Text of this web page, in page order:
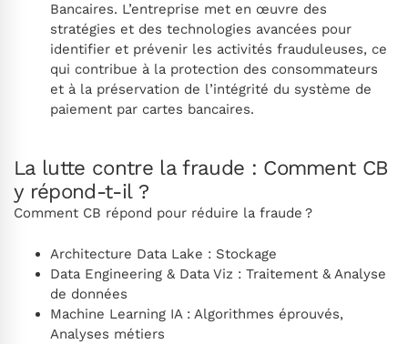
Bancaires. L’entreprise met en œuvre des
stratégies et des technologies avancées pour
identifier et prévenir les activités frauduleuses, ce
qui contribue à la protection des consommateurs
et à la préservation de l’intégrité du système de
paiement par cartes bancaires.
La lutte contre la fraude : Comment CB
y répond-t-il ?
Comment CB répond pour réduire la fraude ?
Architecture Data Lake : Stockage
Data Engineering & Data Viz : Traitement & Analyse
de données
Machine Learning IA : Algorithmes éprouvés,
Analyses métiers